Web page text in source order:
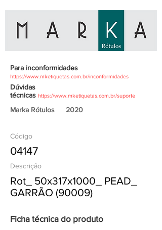
Para inconformidades
https://www.mketiquetas.com.br/inconformidades
Dúvidas
técnicas https://www.mketiquetas.com.br/suporte
Marka Rótulos 2020
Código
04147
Descrição
Rot_ 50x317x1000_ PEAD_
GARRÃO (90009)
Ficha técnica do produto